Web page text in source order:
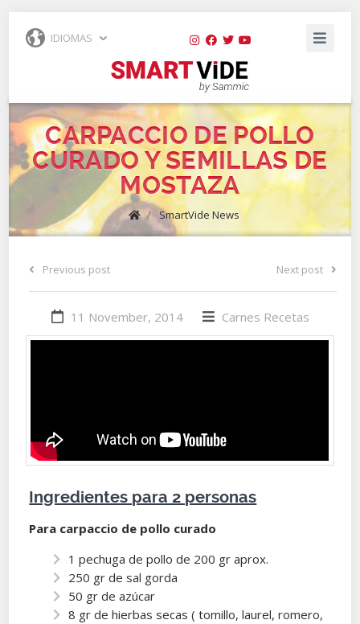
IDIOMAS
CARPACCIO DE POLLO
CURADO Y SEMILLAS DE
MOSTAZA
/ SmartVide News
Previous post Next post
11 November, 2014 Carnes Recetas
Ingredientes para 2 personas
Para carpaccio de pollo curado
1 pechuga de pollo de 200 gr aprox.
250 gr de sal gorda
50 gr de azúcar
8 gr de hierbas secas ( tomillo, laurel, romero,